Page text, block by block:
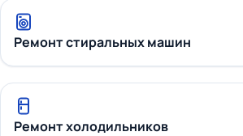
Ремонт стиральных машин
Ремонт холодильников